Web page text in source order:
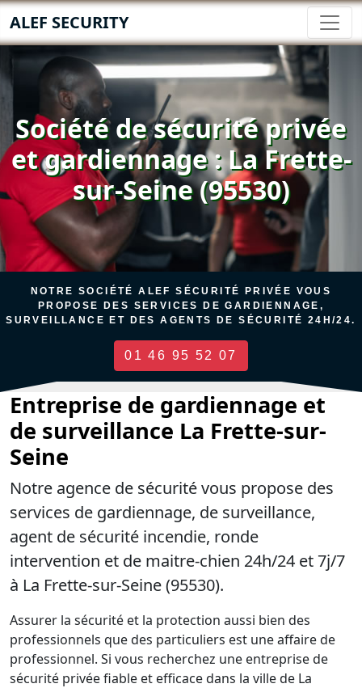
ALEF SECURITY
Société de sécurité privée
et gardiennage : La Frette-
sur-Seine (95530)
NOTRE SOCIÉTÉ ALEF SÉCURITÉ PRIVÉE VOUS
PROPOSE DES SERVICES DE GARDIENNAGE,
SURVEILLANCE ET DES AGENTS DE SÉCURITÉ 24H/24.
01 46 95 52 07
Entreprise de gardiennage et
de surveillance La Frette-sur-
Seine
Notre agence de sécurité vous propose des
services de gardiennage, de surveillance,
agent de sécurité incendie, ronde
intervention et de maitre-chien 24h/24 et 7j/7
à La Frette-sur-Seine (95530).
Assurer la sécurité et la protection aussi bien des
professionnels que des particuliers est une affaire de
professionnel. Si vous recherchez une entreprise de
sécurité privée fiable et efficace dans la ville de La